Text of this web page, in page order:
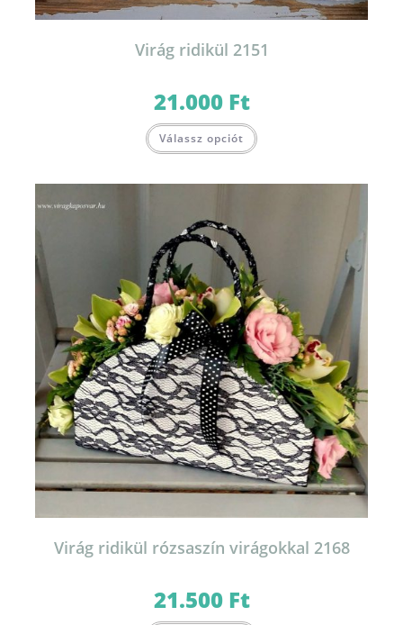
Virág ridikül 2151
21.000 Ft
Válassz opciót
Virág ridikül rózsaszín virágokkal 2168
21.500 Ft